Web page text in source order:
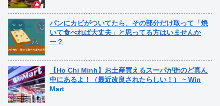
パンにカビがついてたら、その部分だけ取って「焼
いて食べれば大丈夫」と思ってる方はいませんか
ー？
【Ho Chi Minh】お土産買えるスーパが街のど真ん
中にあるよ！（最近改良されたらしい！） ~ Win
Mart